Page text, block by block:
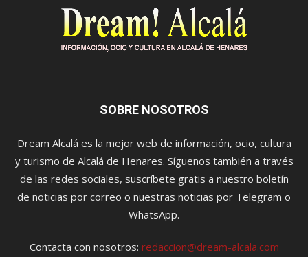
SOBRE NOSOTROS
Dream Alcalá es la mejor web de información, ocio, cultura
y turismo de Alcalá de Henares. Síguenos también a través
de las redes sociales, suscríbete gratis a nuestro boletín
de noticias por correo o nuestras noticias por Telegram o
WhatsApp.
Contacta con nosotros: redaccion@dream-alcala.com